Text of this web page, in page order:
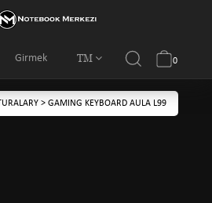
Girmek TM 0
> GAMING KEYBOARD AULA L99